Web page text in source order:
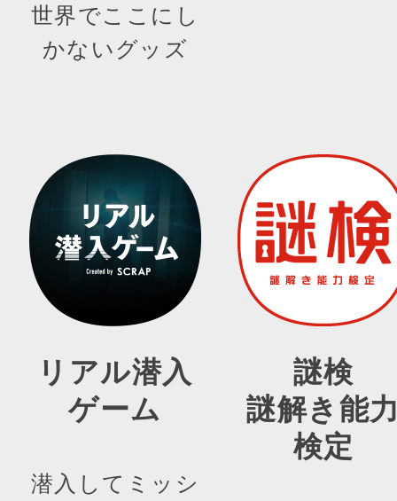
世界でここにし
かないグッズ
リアル潜入
ゲーム
潜入してミッシ
謎検
謎解き能
検定